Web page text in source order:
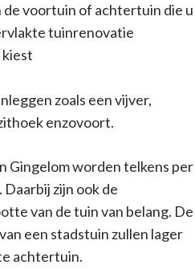
de voortuin of achtertuin die u
tuinrenovatie
kiest
zoals een vijver,
enzovoort.
Gingelom worden telkens per
zijn ook de
van de tuin van belang. De
een stadstuin zullen lager
achtertuin.